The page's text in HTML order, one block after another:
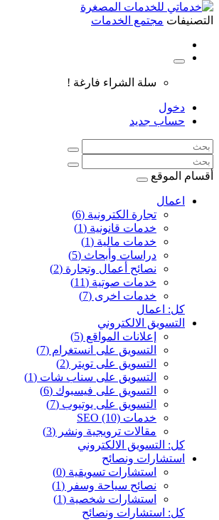
التصنيفات مجتمع الخدمات
سلة الشراء فارغة !
دخول
حساب جديد
أقسام الموقع
اعمال
تجارة الكترونية (6)
خدمات قانونية (1)
خدمات مالية (1)
دراسات وأبحاث (5)
نصائح أعمال وتجارة (2)
خدمات صوتية (11)
خدمات اخرى (7)
كل: اعمال
التسويق الالكتروني
إعلانات المواقع (5)
التسويق على انستغرام (7)
التسويق على تويتر (2)
التسويق على سناب شات (1)
التسويق على فيسبوك (6)
التسويق على يوتيوب (7)
خدمات SEO (10)
مقالات ترويجية ونشر (3)
كل: التسويق الالكتروني
استشارات ونصائح
استشارات تسويقية (0)
نصائح سياحة وسفر (1)
استشارات شخصية (1)
كل: استشارات ونصائح